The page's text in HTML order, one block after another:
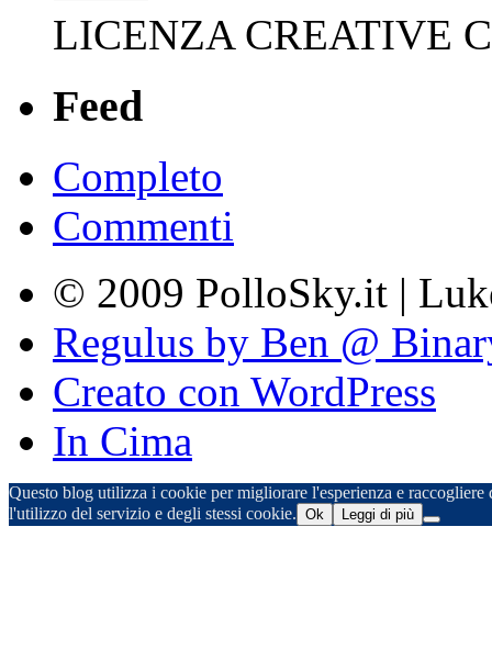
LICENZA CREATIVE
Feed
Completo
Commenti
© 2009 PolloSky.it |
Regulus by Ben @
Creato con WordPress
In Cima
Questo blog utilizza i cookie per migliorare l'esperienza e
l'utilizzo del servizio e degli stessi cookie. Ok Leggi di più